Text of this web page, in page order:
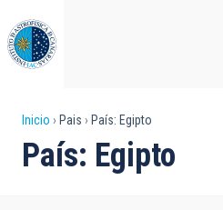
al
contenido
principal
Sobrescribir
enlaces
Inicio Pais País: Egipto
País: Egipto